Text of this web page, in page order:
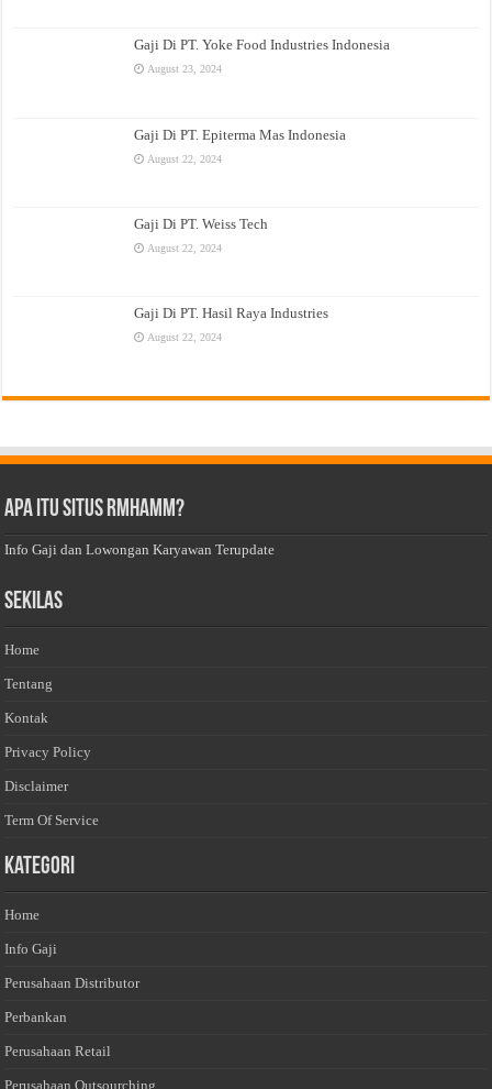
Gaji Di PT. Yoke Food Industries Indonesia
August 23, 2024
Gaji Di PT. Epiterma Mas Indonesia
August 22, 2024
Gaji Di PT. Weiss Tech
August 22, 2024
Gaji Di PT. Hasil Raya Industries
August 22, 2024
Apa Itu Situs Rmhamm?
Info Gaji dan Lowongan Karyawan Terupdate
Sekilas
Home
Tentang
Kontak
Privacy Policy
Disclaimer
Term Of Service
Kategori
Home
Info Gaji
Perusahaan Distributor
Perbankan
Perusahaan Retail
Perusahaan Outsourching